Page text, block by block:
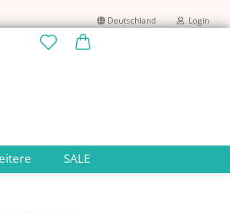
Deutschland Login
SALE